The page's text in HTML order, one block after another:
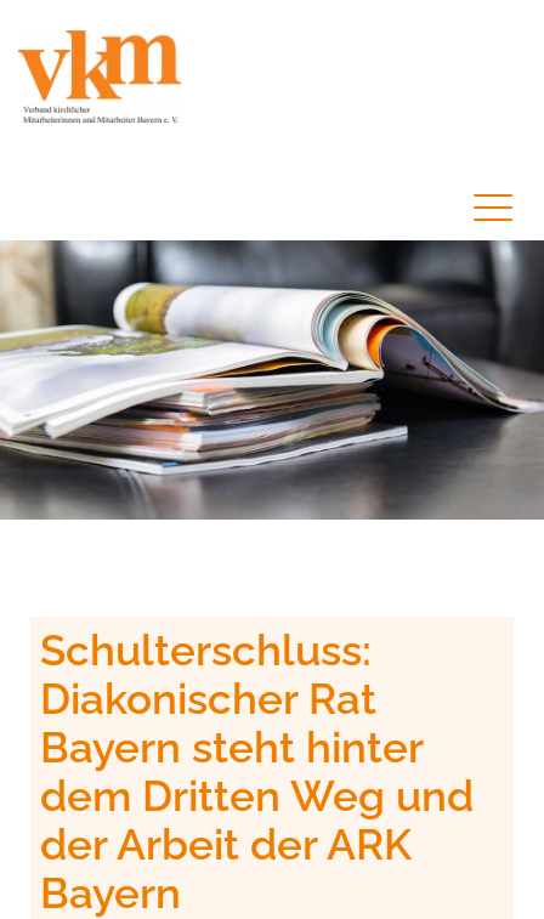
Schulterschluss:
Diakonischer Rat
Bayern steht hinter
dem Dritten Weg und
der Arbeit der ARK
Bayern